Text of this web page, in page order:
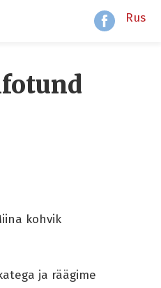
Rus
kohvik
ja räägime